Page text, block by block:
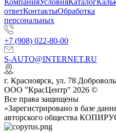
КомпанияУсловияКаталог
ответКонтактыОбработка
персональных
+7 (908) 022-80-00
S-AUTO@INTERNET.RU
г. Красноярск, ул. 78
ООО "КрасЦентр" 2026 ©
Все права защищены
«Зарегистрировано в базе
авторского общества